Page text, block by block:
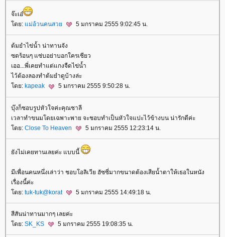
จ๊ะเอ๋
ดย: ม่อ้วนคนสว 5 มกราคม 2555 9:02:45 น.
ต้มยำไข่น้ำ น่าทานจัง
ซดร้อนๆ แซ่บอย่าบอกใครเชียว
เออ...พี่เคยทำแต่แกงจืดไข่น้ำ
ไว้ต้องลองทำต้มยำดูบ้างล่ะ
ดย: kapeak 5 มกราคม 2555 9:50:28 น.
บุ๊งก็ชอบรูปหัวใจค่ะคุณชาลี
เวลาทำขนมโดยเฉพาะพาย จะชอบทำเป็นหัวใจแปะไว้ข้างบน น่ารักดีค่ะ
ดย: Close To Heaven 5 มกราคม 2555 12:23:14 น.
ังไม่เคยทานเลยค่ะ แบบนี้
มีเพื่อนคนหนึ่งเล่าว่า ชอบโอลิเวีย ฮัซซี่มากขนาดต้องเสียน้ำตาให้เธอในหนัง
เรื่องนี้ค่ะ
ดย: tuk-tuk@korat 5 มกราคม 2555 14:49:18 น.
สีสันน่าทานมากๆ เลยค่ะ
ดย: SK_KS 5 มกราคม 2555 19:08:35 น.